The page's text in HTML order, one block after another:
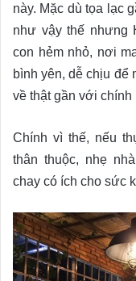
này. Mặc dù tọa lạc
như vậy thế nhưng
con hẻm nhỏ, nơi
bình yên, dễ chịu để
về thật gần với chính
Chính vì thế, nếu
thân thuộc, nhẹ
chay có ích cho sức